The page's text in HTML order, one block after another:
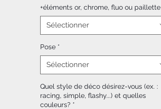
+éléments or, chrome, fluo ou paillette
Sélectionner
Pose *
Sélectionner
Quel style de déco désirez-vous (ex. :
racing, simple, flashy...) et quelles
couleurs? *